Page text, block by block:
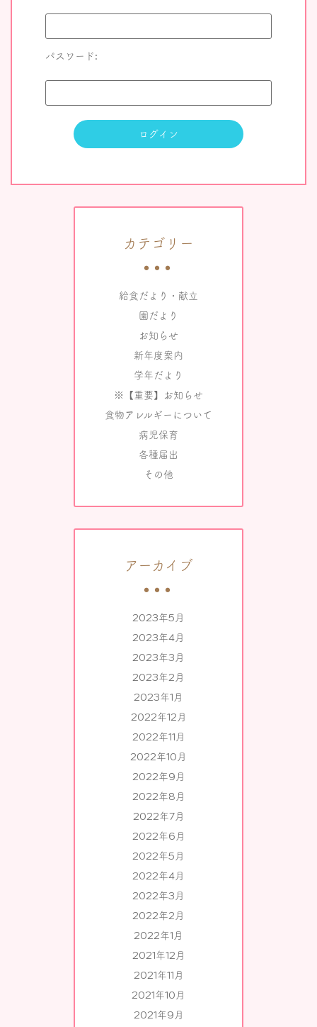
パスワード:
カテゴリー
給食だより・献立
園だより
お知らせ
新年度案内
学年だより
※【重要】お知らせ
食物アレルギーについて
病児保育
各種届出
その他
アーカイブ
2023年5月
2023年4月
2023年3月
2023年2月
2023年1月
2022年12月
2022年11月
2022年10月
2022年9月
2022年8月
2022年7月
2022年6月
2022年5月
2022年4月
2022年3月
2022年2月
2022年1月
2021年12月
2021年11月
2021年10月
2021年9月